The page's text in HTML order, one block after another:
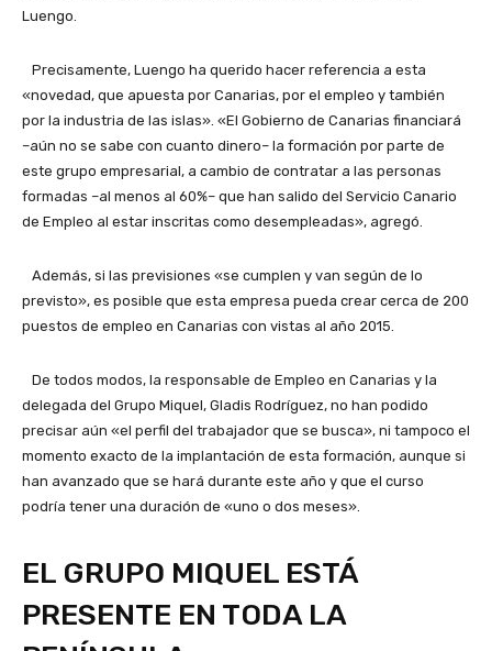
Luengo.
Precisamente, Luengo ha querido hacer referencia a esta
«novedad, que apuesta por Canarias, por el empleo y también
por la industria de las islas». «El Gobierno de Canarias financiará
–aún no se sabe con cuanto dinero– la formación por parte de
este grupo empresarial, a cambio de contratar a las personas
formadas –al menos al 60%– que han salido del Servicio Canario
de Empleo al estar inscritas como desempleadas», agregó.
Además, si las previsiones «se cumplen y van según de lo
previsto», es posible que esta empresa pueda crear cerca de 200
puestos de empleo en Canarias con vistas al año 2015.
De todos modos, la responsable de Empleo en Canarias y la
delegada del Grupo Miquel, Gladis Rodríguez, no han podido
precisar aún «el perfil del trabajador que se busca», ni tampoco el
momento exacto de la implantación de esta formación, aunque si
han avanzado que se hará durante este año y que el curso
podría tener una duración de «uno o dos meses».
EL GRUPO MIQUEL ESTÁ
PRESENTE EN TODA LA